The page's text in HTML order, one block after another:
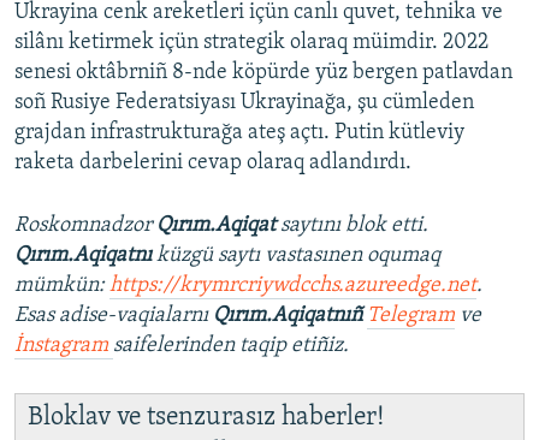
Ukrayina cenk areketleri içün canlı quvet, tehnika ve
silânı ketirmek içün strategik olaraq müimdir. 2022
senesi oktâbrniñ 8-nde köpürde yüz bergen patlavdan
soñ Rusiye Federatsiyası Ukrayinağa, şu cümleden
grajdan infrastrukturağa ateş açtı. Putin kütleviy
raketa darbelerini cevap olaraq adlandırdı.
Roskomnadzor Qırım.Aqiqatsaytını blok etti.
Qırım.Aqiqatnıküzgü saytı vastasınen oqumaq
mümkün:https://krymrcriywdcchs.azureedge.net.
Esas adise-vaqialarnı Qırım.Aqiqatnıñ Telegram ve
İnstagram saifelerinden taqip etiñiz.
Bloklav ve tsenzurasız haberler!